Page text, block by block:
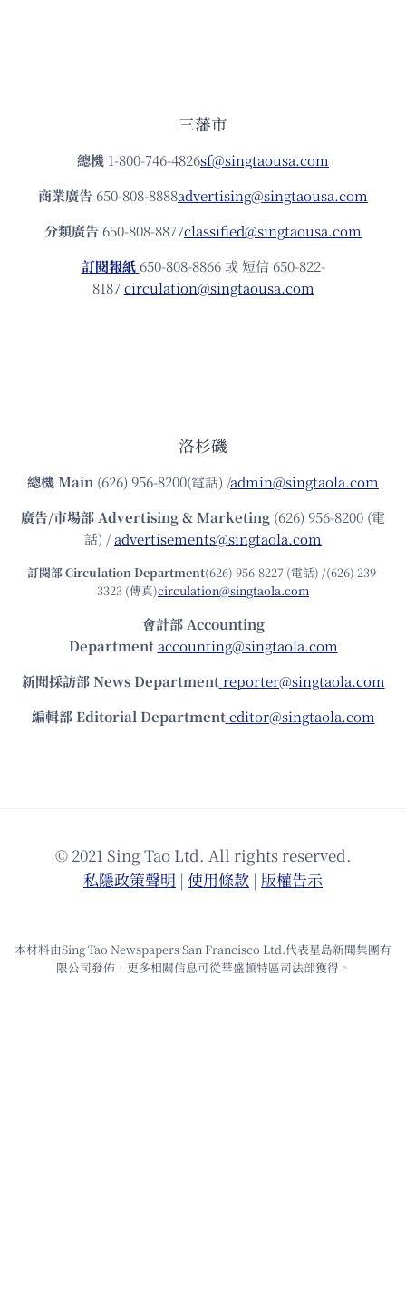
三藩市
總機 1-800-746-4826sf@singtaousa.com
商業廣告 650-808-8888advertising@singtaousa.com
分類廣告 650-808-8877classified@singtaousa.com
訂閱報紙 650-808-8866 或 短信 650-822-
8187circulation@singtaousa.com
洛杉磯
總機Main (626) 956-8200(電話) /admin@singtaola.com
廣告/市場部Advertising & Marketing (626) 956-8200 (電
話) /advertisements@singtaola.com
訂閱部 Circulation Department(626) 956-8227 (電話) /(626) 239-
3323 (傳真)circulation@singtaola.com
會計部 Accounting
Department accounting@singtaola.com
新聞採訪部 News Department reporter@singtaola.com
編輯部 Editorial Department editor@singtaola.com
© 2021 Sing Tao Ltd. All rights reserved.
私隱政策聲明 | 使⽤條款 | 版權告⽰
本材料由Sing Tao Newspapers San Francisco Ltd.代表星島新聞集團有
限公司發佈，更多相關信息可從華盛頓特區司法部獲得。